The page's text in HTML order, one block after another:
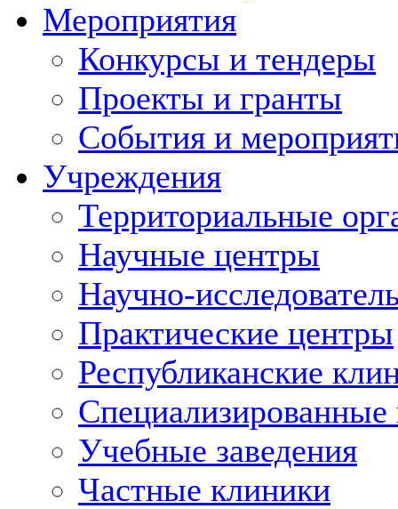
Мероприятия
Конкурсы и тендеры
Проекты и гранты
События и
Учреждения
Территориальные
Научные центры
Научно-
Практические центры
Республиканские
Учебные заведения
Частные клиники